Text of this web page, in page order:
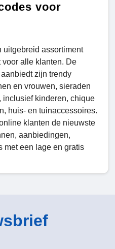
voor
uitgebreid assortiment
alle klanten. De
zijn trendy
en vrouwen, sieraden
inclusief kinderen, chique
huis- en tuinaccessoires.
klanten de nieuwste
aanbiedingen,
met een lage en gratis